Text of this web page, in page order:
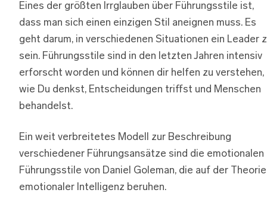
Eines der größten Irrglauben über Führungsstile ist,
dass man sich einen einzigen Stil aneignen muss. Es
geht darum, in verschiedenen Situationen ein Leader
sein. Führungsstile sind in den letzten Jahren intensiv
erforscht worden und können dir helfen zu verstehen,
wie Du denkst, Entscheidungen triffst und Menschen
behandelst.
Ein weit verbreitetes Modell zur Beschreibung
verschiedener Führungsansätze sind die emotionalen
Führungsstile von Daniel Goleman, die auf der Theorie
emotionaler Intelligenz beruhen.